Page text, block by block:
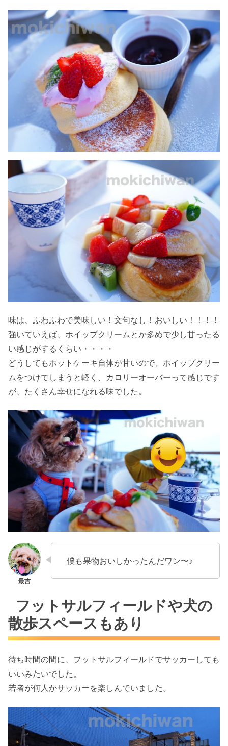
味は、ふわふわで美味しい！文句なし！おいしい！！！！
強いていえば、ホイップクリームとか多めで少し甘ったる
い感じがするくらい・・・・
どうしてもホットケーキ自体が甘いので、ホイップクリー
ムをつけてしまうと軽く、カロリーオーバーって感じです
が、たくさん幸せになれる味でした。
僕も果物おいしかったんだワン〜♪
フットサルフィールドや犬の
散歩スペースもあり
待ち時間の間に、フットサルフィールドでサッカーしても
いいみたいでした。
若者が何人かサッカーを楽しんでいました。